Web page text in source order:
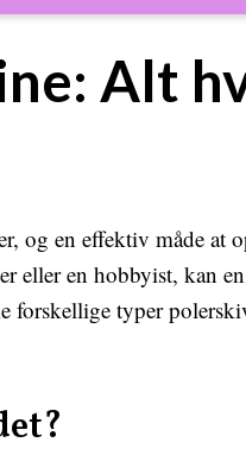
Alt
og en effektiv måde at
eller en hobbyist, kan
typer